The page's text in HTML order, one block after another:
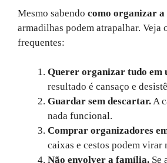
Mesmo sabendo como organizar a
armadilhas podem atrapalhar. Veja
frequentes:
Querer organizar tudo em
resultado é cansaço e
Guardar sem descartar.A
nada funcional.
Comprar organizadores
caixas e cestos podem virar
Não envolver a família. Se